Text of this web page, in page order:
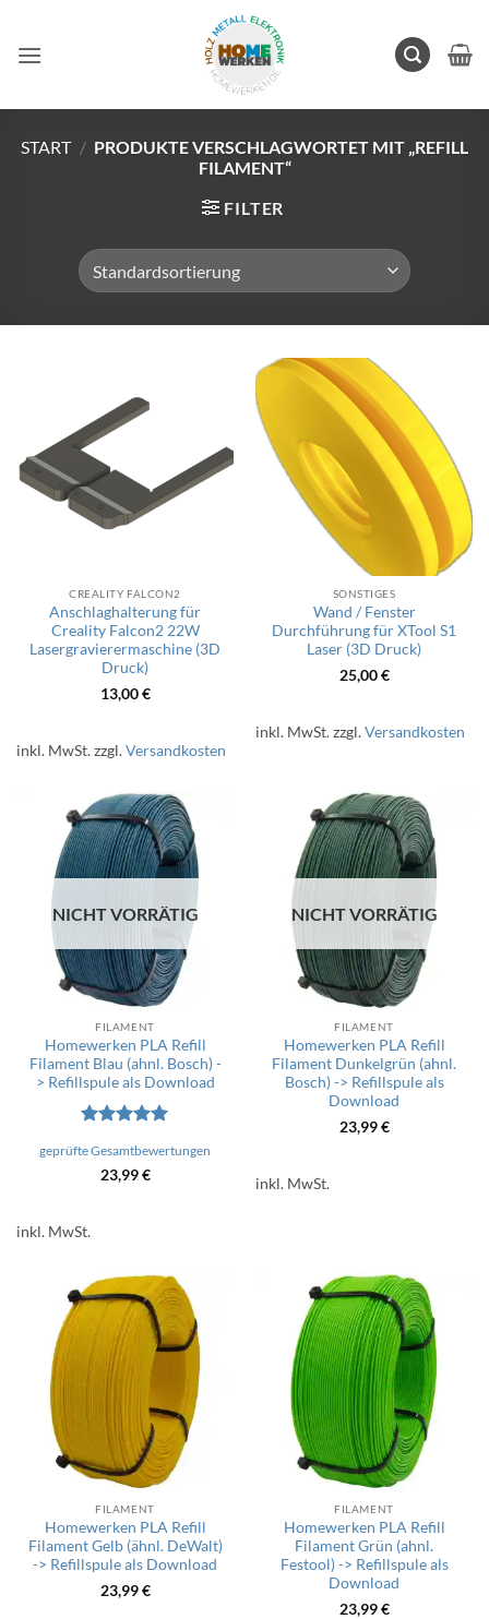
springen
START / PRODUKTE VERSCHLAGWORTET MIT „REFILL
FILAMENT“
FILTER
CREALITY FALCON2
Anschlaghalterung für
Creality Falcon2 22W
Lasergravierermaschine (3D
Druck)
13,00€
inkl. MwSt.zzgl.Versandkosten
SONSTIGES
Wand / Fenster
Durchführung für XTool S1
Laser (3D Druck)
25,00€
inkl. MwSt.zzgl.Versandkosten
NICHT VORRÄTIG
FILAMENT
Homewerken PLA Refill
Filament Blau (ahnl. Bosch) -
> Refillspule als Download
mit5von
geprüfte Gesamtbewertungen
23,99€
inkl. MwSt.
NICHT VORRÄTIG
FILAMENT
Homewerken PLA Refill
Filament Dunkelgrün (ahnl.
Bosch) -> Refillspule als
Download
23,99€
inkl. MwSt.
FILAMENT
Homewerken PLA Refill
Filament Gelb (ähnl. DeWalt)
-> Refillspule als Download
23,99€
FILAMENT
Homewerken PLA Refill
Filament Grün (ahnl.
Festool) -> Refillspule als
Download
23,99€